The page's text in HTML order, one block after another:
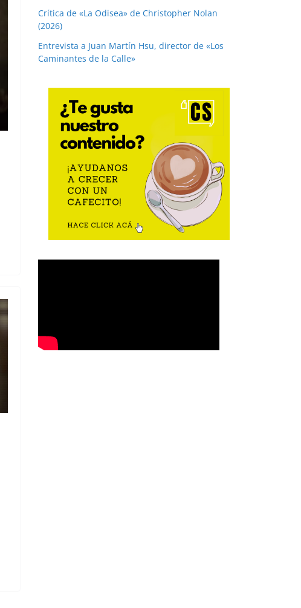
Crítica de «La Odisea» de Christopher Nolan
(2026)
Entrevista a Juan Martín Hsu, director de «Los
Caminantes de la Calle»